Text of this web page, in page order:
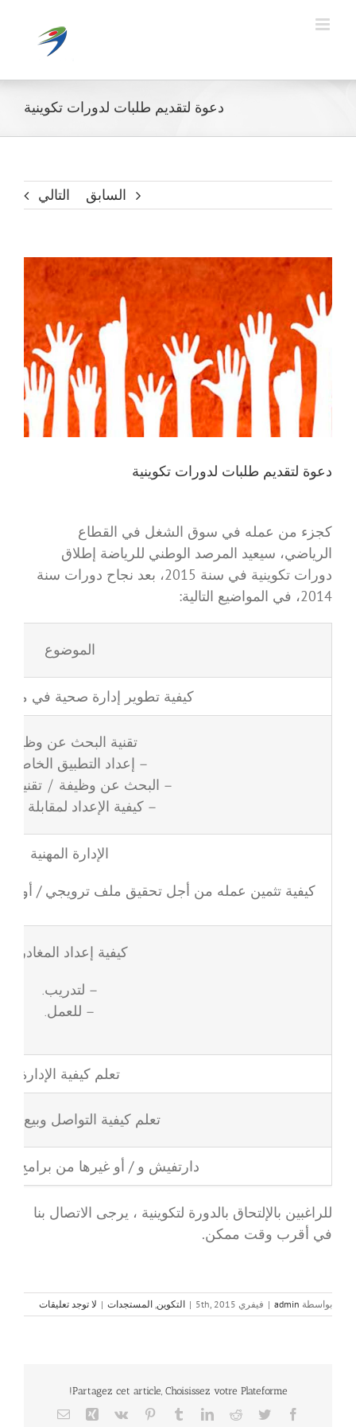
دعوة لتقديم طلبات لدورات تكوينية
السابق التالي
مشاهدة
صورة
أكبر
دعوة لتقديم طلبات لدورات تكوينية
كجزء من عمله في سوق الشغل في القطاع
الرياضي، سيعيد المرصد الوطني للرياضة إطلاق
دورات تكوينية في سنة 2015، بعد نجاح دورات سنة
2014، في المواضيع التالية:
الموضوع
كيفية تطوير إدارة صحية في
تقنية البحث عن وظيفة:
– إعداد التطبيق الخاص
– البحث عن وظيفة / تقنية
– كيفية الإعداد لمقابلة
الإدارة المهنية
كيفية تثمين عمله من أجل تحقيق ملف ترويجي / أو
كيفية إعداد المغادرة
– لتدريب.
– للعمل.
تعلم كيفية الإدارة
تعلم كيفية التواصل وبيع
دارتفيش و / أو غيرها من برامج
للراغبين بالإلتحاق بالدورة لتكوينية ، يرجى الاتصال بنا
في أقرب وقت ممكن.
بواسطة admin
| فيفري 5th, 2015 | التكوين, المستجدات | لا توجد تعليقات
Partagez cet article, Choisissez votre Plateforme!
Facebook
Twitter
Reddit
LinkedIn
Tumblr
Pinterest
Vk
Xing
Email